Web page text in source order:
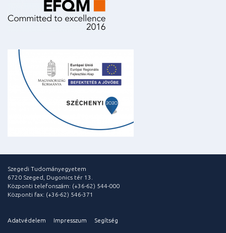
Szegedi Tudományegyetem
6720 Szeged, Dugonics tér 13.
Központi telefonszám: (+36-62) 544-000
Központi fax: (+36-62) 546-371
Adatvédelem Impresszum Segítség